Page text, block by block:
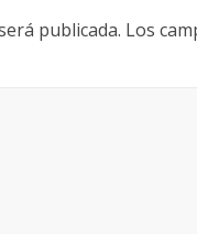
publicada. Los